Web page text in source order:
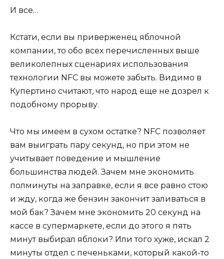
И все…
Кстати, если вы приверженец яблочной
компании, то обо всех перечисленных выше
великолепных сценариях использования
технологии NFC вы можете забыть. Видимо в
Купертино считают, что народ еще не дозрел к
подобному прорыву.
Что мы имеем в сухом остатке? NFC позволяет
вам выиграть пару секунд, но при этом не
учитывает поведение и мышление
большинства людей. Зачем мне экономить
полминуты на заправке, если я все равно стою
и жду, когда же бензин закончит заливаться в
мой бак? Зачем мне экономить 20 секунд на
кассе в супермаркете, если до этого я пять
минут выбирал яблоки? Или того хуже, искал 2
минуты отдел с печеньками, который какой-то